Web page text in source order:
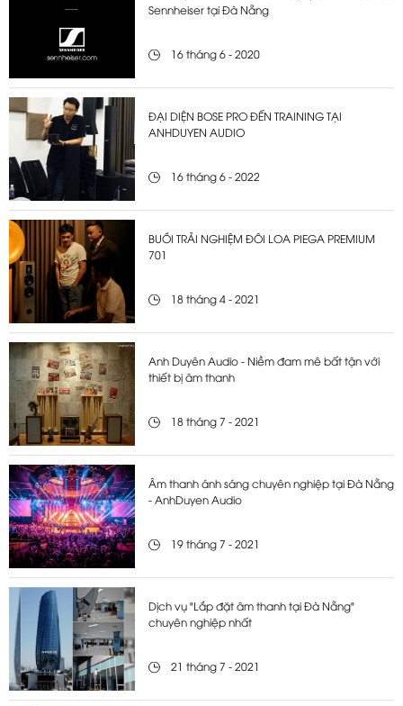
Sennheiser tại Đà Nẵng
16 tháng 6 - 2020
ĐẠI DIỆN BOSE PRO ĐẾN TRAINING TẠI
ANHDUYEN AUDIO
16 tháng 6 - 2022
BUỔI TRẢI NGHIỆM ĐÔI LOA PIEGA PREMIUM
701
18 tháng 4 - 2021
Anh Duyên Audio - Niềm đam mê bất tận với
thiết bị âm thanh
18 tháng 7 - 2021
Âm thanh ánh sáng chuyên nghiệp tại Đà Nẵng
- AnhDuyen Audio
19 tháng 7 - 2021
Dịch vụ "Lắp đặt âm thanh tại Đà Nẵng"
chuyên nghiệp nhất
21 tháng 7 - 2021